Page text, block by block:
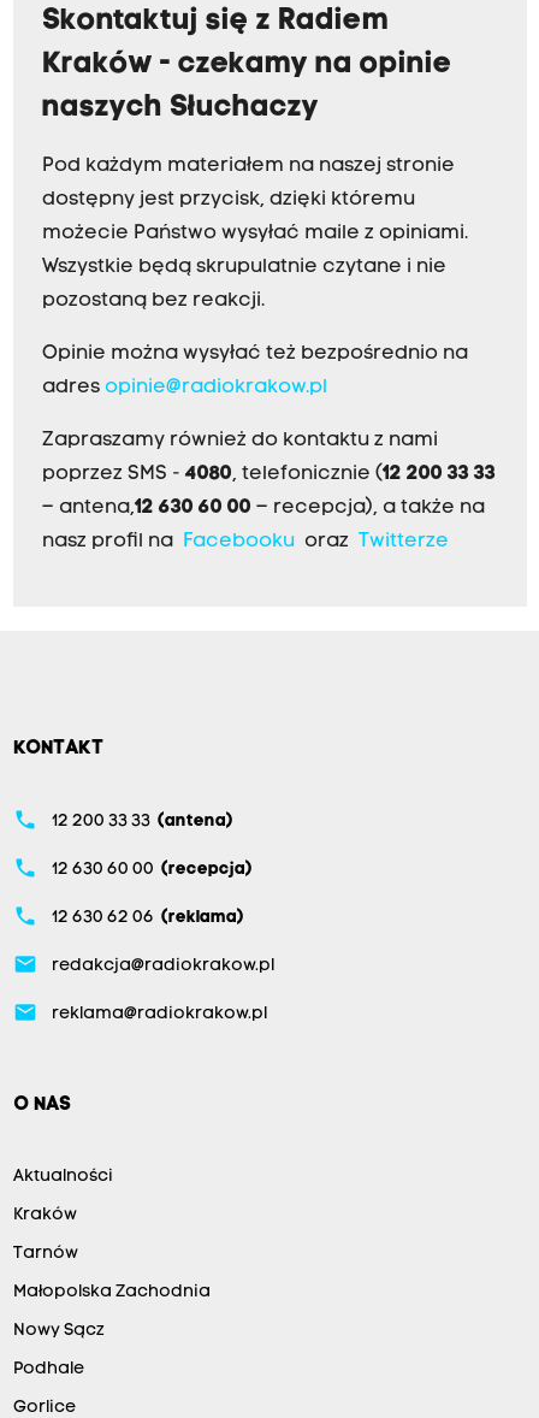
Skontaktuj się z Radiem
Kraków - czekamy na opinie
naszych Słuchaczy
Pod każdym materiałem na naszej stronie
dostępny jest przycisk, dzięki któremu
możecie Państwo wysyłać maile z opiniami.
Wszystkie będą skrupulatnie czytane i nie
pozostaną bez reakcji.
Opinie można wysyłać też bezpośrednio na
adres opinie@radiokrakow.pl
Zapraszamy również do kontaktu z nami
poprzez SMS - 4080, telefonicznie (12 200 33 33
– antena,12 630 60 00 – recepcja), a także na
nasz profil na Facebookuoraz Twitterze
KONTAKT
phone 12 200 33 33 (antena)
phone 12 630 60 00 (recepcja)
phone 12 630 62 06 (reklama)
email redakcja@radiokrakow.pl
email reklama@radiokrakow.pl
O NAS
Aktualności
Kraków
Tarnów
Małopolska Zachodnia
Nowy Sącz
Podhale
Gorlice